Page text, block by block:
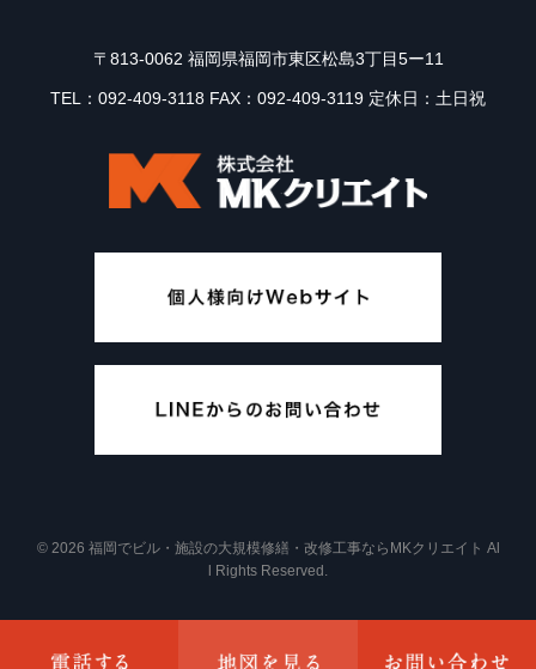
〒813-0062 福岡県福岡市東区松島3丁目5ー11
TEL：092-409-3118 FAX：092-409-3119 定休日：土日祝
© 2026 福岡でビル・施設の大規模修繕・改修工事ならMKクリエイト Al
l Rights Reserved.